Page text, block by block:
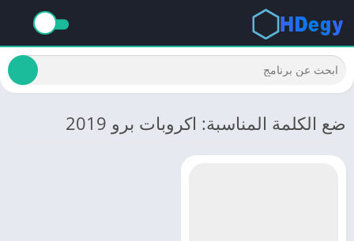
ضع الكلمة المناسبة: اكروبات برو 2019